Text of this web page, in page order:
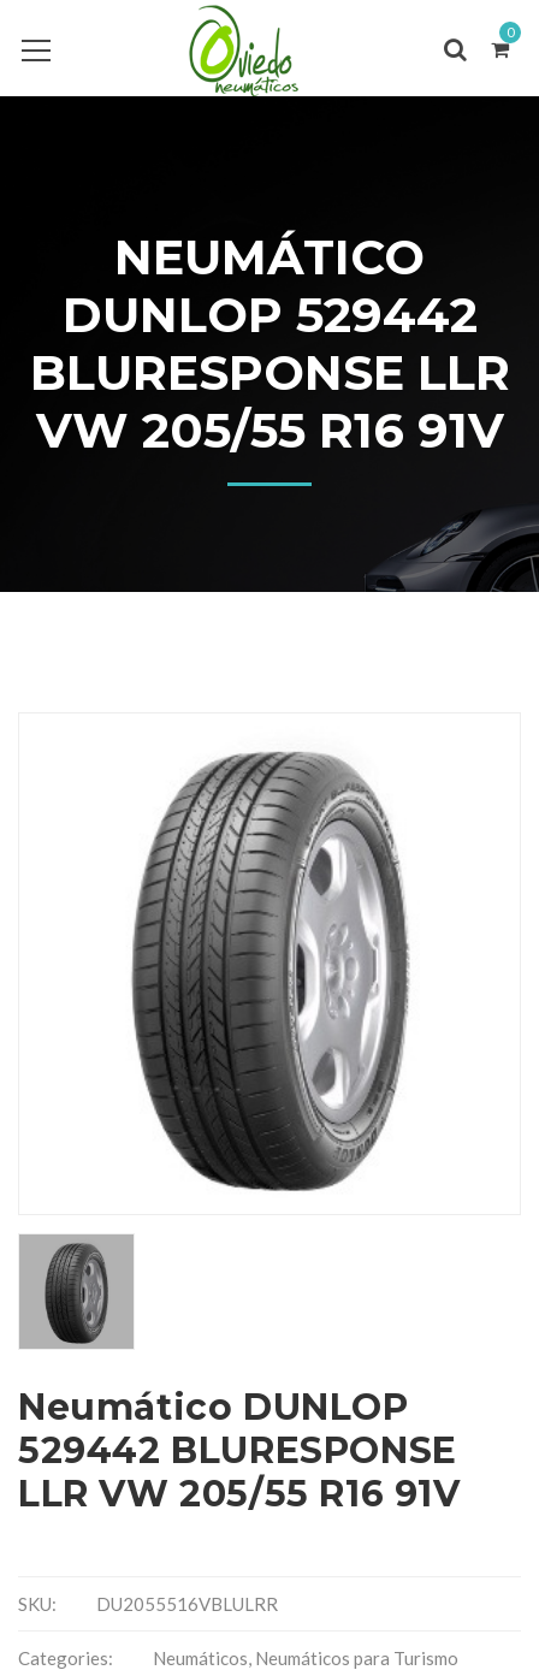
0
NEUMÁTICO
DUNLOP 529442
BLURESPONSE LLR
VW 205/55 R16 91V
Neumático DUNLOP
529442 BLURESPONSE
LLR VW 205/55 R16 91V
SKU: DU2055516VBLULRR
Categories: Neumáticos, Neumáticos para Turismo